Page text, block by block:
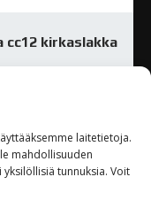
laitetietoja.
mahdollisuuden
tunnuksia. Voit
cc12 kirkaslakka